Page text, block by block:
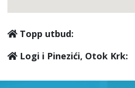
Topp utbud:
Logi i Pinezići, Otok Krk: